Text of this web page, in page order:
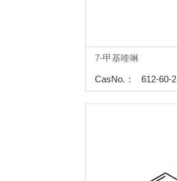
7-甲基喹啉
CasNo.： 612-60-2